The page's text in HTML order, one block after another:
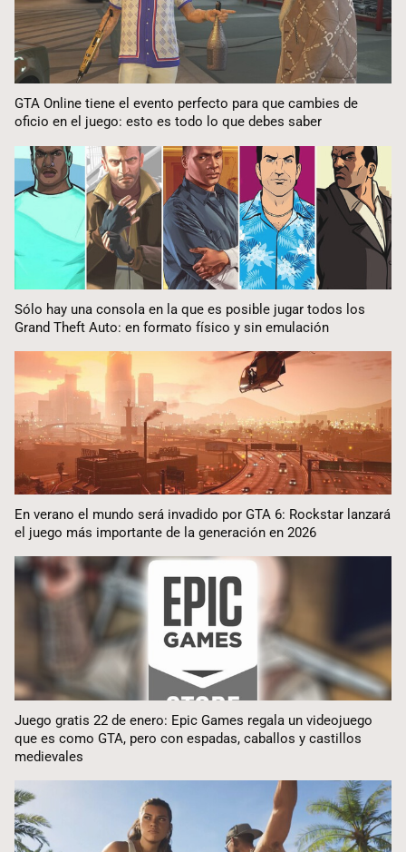
GTA Online tiene el evento perfecto para que cambies de
oficio en el juego: esto es todo lo que debes saber
Sólo hay una consola en la que es posible jugar todos los
Grand Theft Auto: en formato físico y sin emulación
En verano el mundo será invadido por GTA 6: Rockstar lanzará
el juego más importante de la generación en 2026
Juego gratis 22 de enero: Epic Games regala un videojuego
que es como GTA, pero con espadas, caballos y castillos
medievales